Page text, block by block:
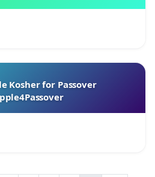
Kosher for Passover